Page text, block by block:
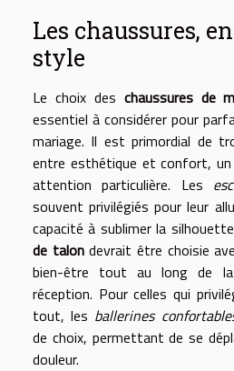
Les chaussures,
style
Le choix des chaussures de
essentiel à considérer pour
mariage. Il est primordial de
entre esthétique et confort,
attention particulière. Les
souvent privilégiés pour leur
capacité à sublimer la
de talondevrait être choisie
bien-être tout au long de
réception. Pour celles qui
tout, les ballerines
de choix, permettant de se
douleur.